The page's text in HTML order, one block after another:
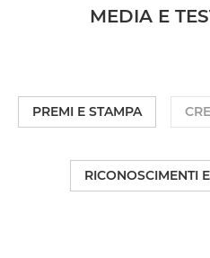
MEDIA E
PREMI E STAMPA
RICONOSCIMENTI